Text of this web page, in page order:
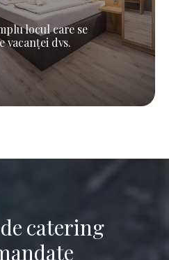
locul care se
vacanței dvs.
catering